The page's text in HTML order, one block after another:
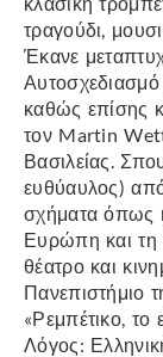
τραγούδι,
Έκανε
καθώς επίσης
τον Martin
Βασιλείας.
ευθύαυλος)
σχήματα όπως
Ευρώπη και τη
θέατρο και
Πανεπιστήμιο
«Ρεμπέτικο, το
Λόγος: